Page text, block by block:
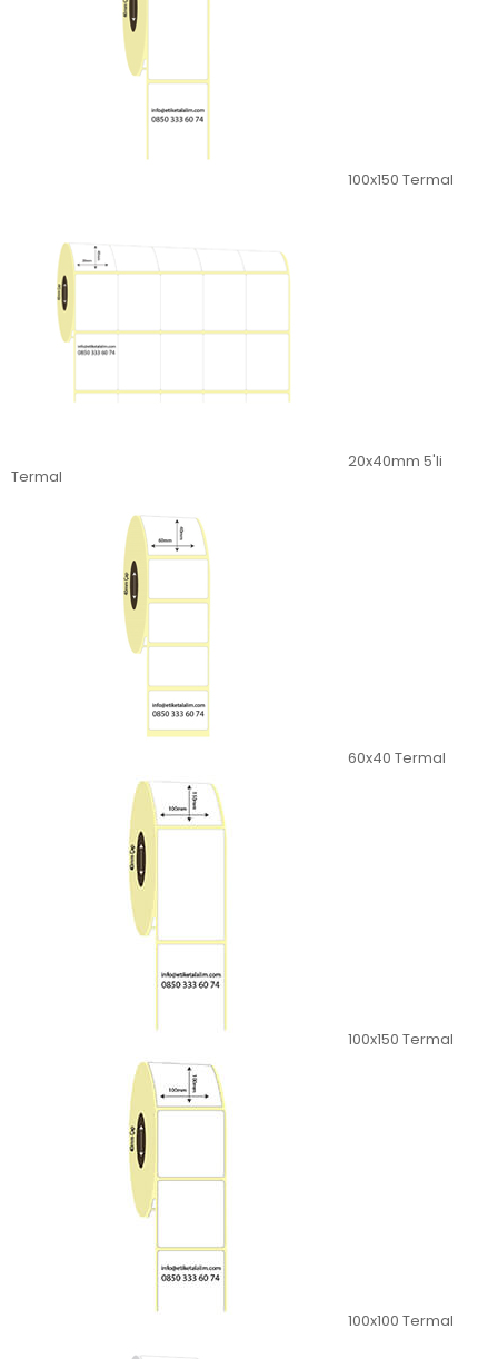
100x150 Termal
20x40mm 5'li
Termal
60x40 Termal
100x150 Termal
100x100 Termal